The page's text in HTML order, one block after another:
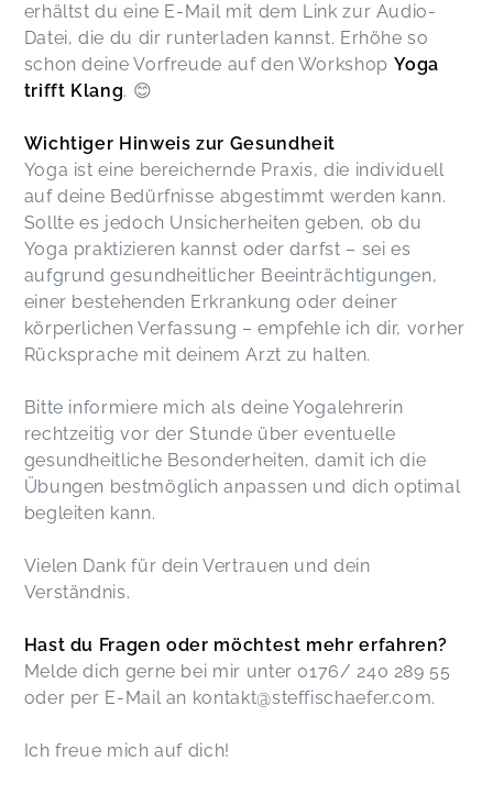
erhältst du eine E-Mail mit dem Link zur Audio-
Datei, die du dir runterladen kannst. Erhöhe so
schon deine Vorfreude auf den Workshop Yoga
trifft Klang. 😊
Wichtiger Hinweis zur Gesundheit
Yoga ist eine bereichernde Praxis, die individuell
auf deine Bedürfnisse abgestimmt werden kann.
Sollte es jedoch Unsicherheiten geben, ob du
Yoga praktizieren kannst oder darfst – sei es
aufgrund gesundheitlicher Beeinträchtigungen,
einer bestehenden Erkrankung oder deiner
körperlichen Verfassung – empfehle ich dir, vorher
Rücksprache mit deinem Arzt zu halten.
Bitte informiere mich als deine Yogalehrerin
rechtzeitig vor der Stunde über eventuelle
gesundheitliche Besonderheiten, damit ich die
Übungen bestmöglich anpassen und dich optimal
begleiten kann.
Vielen Dank für dein Vertrauen und dein
Verständnis.
Hast du Fragen oder möchtest mehr erfahren?
Melde dich gerne bei mir unter 0176/ 240 289 55
oder per E-Mail an kontakt@steffischaefer.com.
Ich freue mich auf dich!